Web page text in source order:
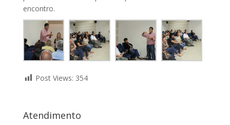
encontro.
Post Views: 354
Atendimento